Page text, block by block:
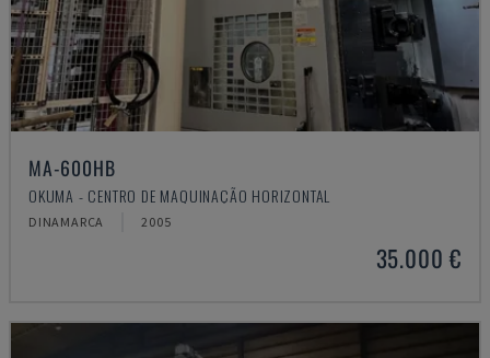
MA-600HB
OKUMA - CENTRO DE MAQUINAÇÃO HORIZONTAL
DINAMARCA 2005
35.000 €